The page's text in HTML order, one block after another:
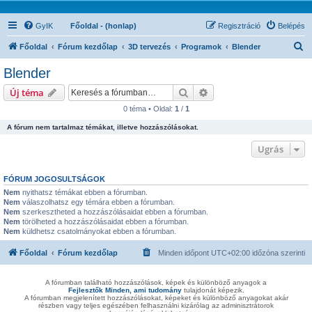
GyIK Főoldal - (honlap) Belépés
Regisztráció
Főoldal Fórum kezdőlap 3D tervezés Programok Blender
Blender
Új téma Keresés
0 téma • Oldal: 1 / 1
A fórum nem tartalmaz témákat, illetve hozzászólásokat.
Ugrás
FÓRUM JOGOSULTSÁGOK
Nem nyithatsz témákat ebben a fórumban.
Nem válaszolhatsz egy témára ebben a fórumban.
Nem szerkesztheted a hozzászólásaidat ebben a fórumban.
Nem törölheted a hozzászólásaidat ebben a fórumban.
Nem küldhetsz csatolmányokat ebben a fórumban.
Főoldal Fórum kezdőlap Minden időpont UTC+02:00 időzóna szerinti
A fórumban található hozzászólások, képek és különböző anyagok a
Fejlesztők Minden, ami tudománytulajdonát képezik.
A fórumban megjelenített hozzászólásokat, képeket és különböző anyagokat akár
részben vagy teljes egészében felhasználni kizárólag az adminisztrátorok